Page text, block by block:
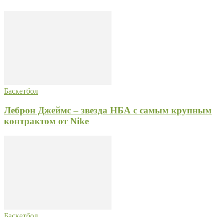
Баскетбол
Леброн Джеймс – звезда НБА с самым крупным
контрактом от Nike